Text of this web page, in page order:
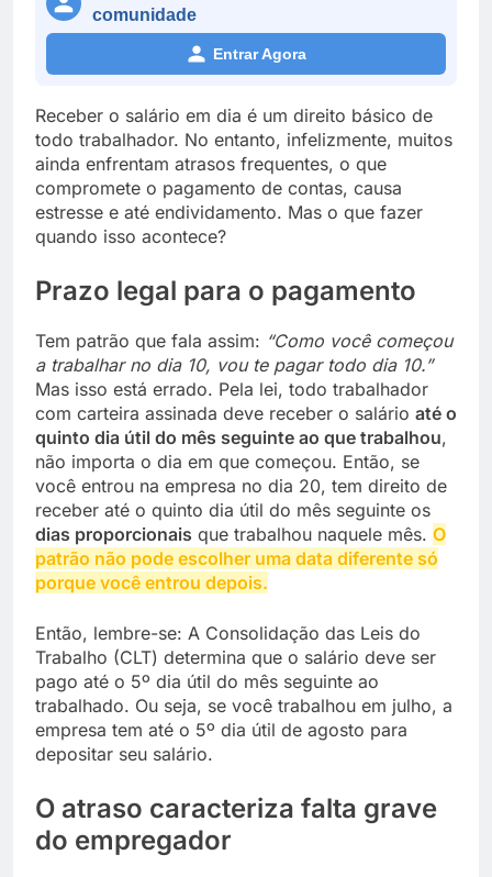
comunidade
Entrar Agora
Receber o salário em dia é um direito básico de
todo trabalhador. No entanto, infelizmente, muitos
ainda enfrentam atrasos frequentes, o que
compromete o pagamento de contas, causa
estresse e até endividamento. Mas o que fazer
quando isso acontece?
Prazo legal para o pagamento
Tem patrão que fala assim: “Como você começou
a trabalhar no dia 10, vou te pagar todo dia 10.”
Mas isso está errado. Pela lei, todo trabalhador
com carteira assinada deve receber o salário até o
quinto dia útil do mês seguinte ao que trabalhou,
não importa o dia em que começou. Então, se
você entrou na empresa no dia 20, tem direito de
receber até o quinto dia útil do mês seguinte os
dias proporcionais que trabalhou naquele mês. O
patrão não pode escolher uma data diferente só
porque você entrou depois.
Então, lembre-se: A Consolidação das Leis do
Trabalho (CLT) determina que o salário deve ser
pago até o 5º dia útil do mês seguinte ao
trabalhado. Ou seja, se você trabalhou em julho, a
empresa tem até o 5º dia útil de agosto para
depositar seu salário.
O atraso caracteriza falta grave
do empregador